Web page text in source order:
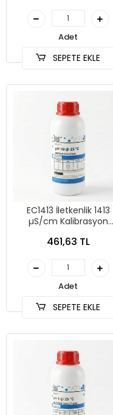
Adet
SEPETE EKLE
EC1413 İletkenlik 1413
µS/cm Kalibrasyon
Solüsyon
461,63 TL
Adet
SEPETE EKLE